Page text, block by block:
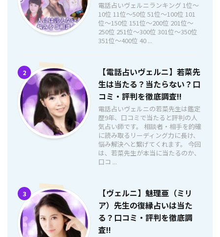
電話占いヴェルニランキング 1位〜
10位 11位〜50位 51位〜100位 101
位〜150位 151位〜200位 201位〜
250位 251位〜300位 301位〜350位
351位〜400位 40 ...
2
【電話占いヴェルニ】若菜先
生は当たる？当たらない？口
コミ・評判を徹底調査!!
電話占いヴェルニの若菜先生は鑑定
歴9年、口コミで当たると評判の人
気占い師です。 相談者・相手を的確
に読み取るリーディング力に長け、
悩み解決へと繋げてくれます。 今回
は、若菜先生が本当に当たるのか、
口コ ...
3
【ヴェルニ】魅理亜（ミリ
ア）先生の復縁占いは当た
る？口コミ・評判を徹底調
査!!